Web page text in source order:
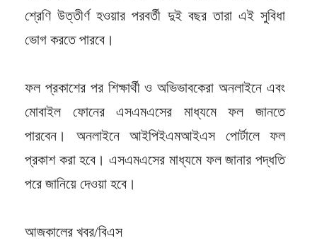
শ্রেণি উত্তীর্ণ হওয়ার পরবর্তী দুই বছর তারা এই সুবিধা
ভোগ করতে পারবে।
ফল প্রকাশের পর শিক্ষার্থী ও অভিভাবকেরা অনলাইনে এবং
মোবাইল ফোনের এসএমএসের মাধ্যমে ফল জানতে
পারবেন। অনলাইনে আইপিইএমআইএস পোর্টালে ফল
প্রকাশ করা হবে। এসএমএসের মাধ্যমে ফল জানার পদ্ধতি
পরে জানিয়ে দেওয়া হবে।
আজকালের খবর/বিএস